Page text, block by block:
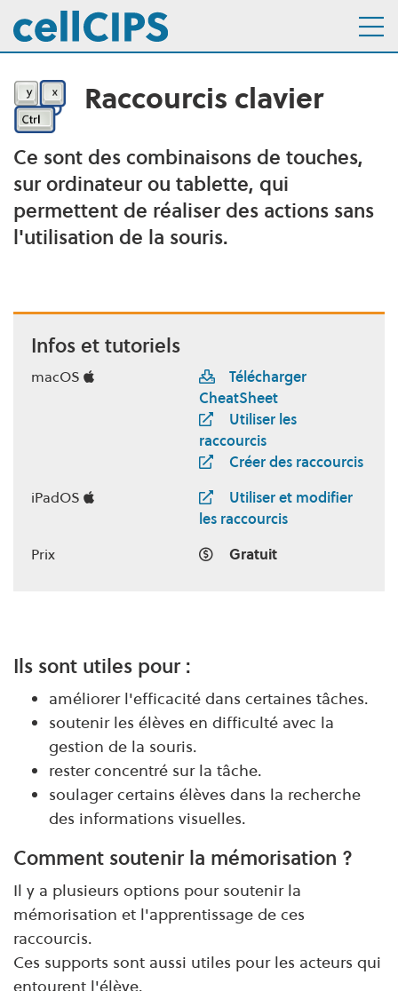
Navigation interne
Aller au menu
Aller au contenu
Raccourcis clavier
Description
Ce sont des combinaisons de touches,
sur ordinateur ou tablette, qui
permettent de réaliser des actions sans
l'utilisation de la souris.
Infos et tutoriels
macOS
Télécharger
CheatSheet
Utiliser les
raccourcis
Créer des raccourcis
iPadOS
Utiliser et modifier
les raccourcis
Prix
Gratuit
Ils sont utiles pour :
améliorer l'efficacité dans certaines tâches.
soutenir les élèves en difficulté avec la
gestion de la souris.
rester concentré sur la tâche.
soulager certains élèves dans la recherche
des informations visuelles.
Comment soutenir la mémorisation ?
Il y a plusieurs options pour soutenir la
mémorisation et l'apprentissage de ces
raccourcis.
Ces supports sont aussi utiles pour les acteurs qui
entourent l'élève.